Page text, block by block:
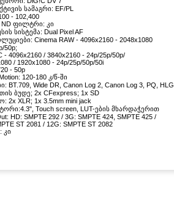
სამაგრი: EF/PL
- 102,400
ND ფილტრი: კი
სისტემა: Dual Pixel AF
Cinema RAW - 4096x2160 - 2048x1080
50p;
- 4096x2160 / 3840x2160 - 24p/25p/50p/
/ 1920x1080 - 24p/25p/50p/50i
- 50p
120-180 კ/წ-ში
BT.709, Wide DR, Canon Log 2, Canon Log 3, PQ, HLG
ბუდე; 2x CFexpress; 1x SD
2x XLR; 1x 3.5mm mini jack
Touch screen, LUT-ების მხარდაჭერით
HD: SMPTE 292 / 3G: SMPTE 424, SMPTE 425 /
ST 2081 / 12G: SMPTE ST 2082
კი